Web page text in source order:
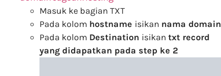
Masuk ke bagian TXT
Pada kolom hostname isikan nama domain
Pada kolom Destination isikan txt record
yang didapatkan pada step ke 2